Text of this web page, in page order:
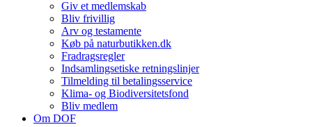
Giv et medlemskab
Bliv frivillig
Arv og testamente
Køb på naturbutikken.dk
Fradragsregler
Indsamlingsetiske retningslinjer
Tilmelding til betalingsservice
Klima- og Biodiversitetsfond
Bliv medlem
Om DOF